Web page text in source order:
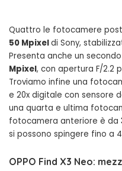
Quattro le fotocamere
50 Mpixeldi Sony,
Presenta anche un
Mpixel, con apertura F/2.2
Troviamo infine una
e 20x digitale con sensore
una quarta e ultima
fotocamera anteriore è da
si possono spingere fino a
OPPO Find X3 Neo: